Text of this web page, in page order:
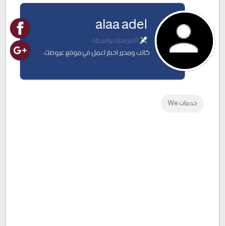
Plus
alaa adel
@مرسلة بواسطة
كاتب ومحرر اخبار اعمل في موقع عروضك .
خدمات We